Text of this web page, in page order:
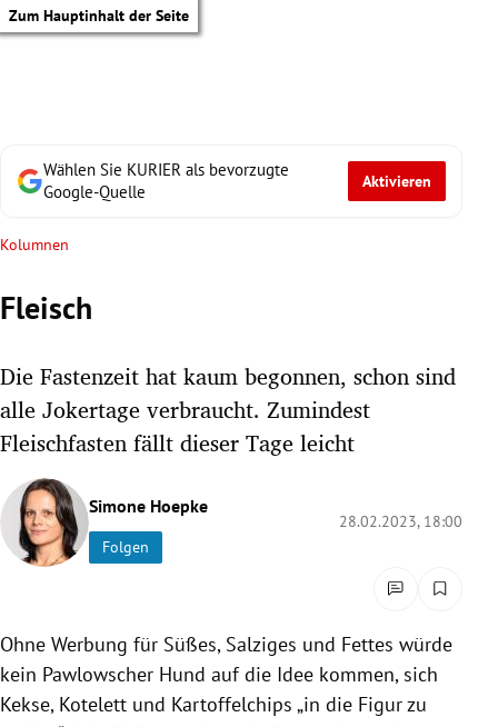
Zum Hauptinhalt der Seite
Untermenü
Untermenü
Untermenü
Wählen Sie KURIER als bevorzugte
Google-Quelle
Aktivieren
Kolumnen
Fleisch
Die Fastenzeit hat kaum begonnen, schon sind
alle Jokertage verbraucht. Zumindest
Fleischfasten fällt dieser Tage leicht
Simone Hoepke
Folgen
28.02.2023, 18:00
Ohne Werbung für Süßes, Salziges und Fettes würde
kein Pawlowscher Hund auf die Idee kommen, sich
Kekse, Kotelett und Kartoffelchips „in die Figur zu